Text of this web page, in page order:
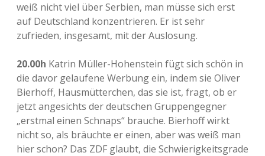
weiß nicht viel über Serbien, man müsse sich erst
auf Deutschland konzentrieren. Er ist sehr
zufrieden, insgesamt, mit der Auslosung.
20.00h Katrin Müller-Hohenstein fügt sich schön in
die davor gelaufene Werbung ein, indem sie Oliver
Bierhoff, Hausmütterchen, das sie ist, fragt, ob er
jetzt angesichts der deutschen Gruppengegner
„erstmal einen Schnaps“ brauche. Bierhoff wirkt
nicht so, als bräuchte er einen, aber was weiß man
hier schon? Das ZDF glaubt, die Schwierigkeitsgrade